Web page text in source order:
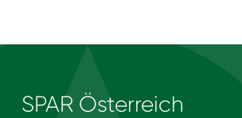
SPAR Österreich